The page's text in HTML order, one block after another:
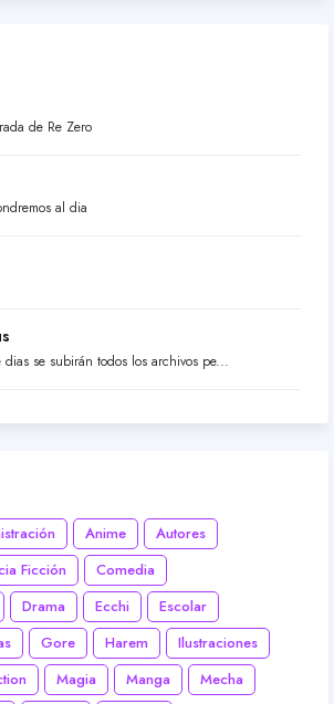
de Re Zero
al dia
se subirán todos los archivos pe...
Anime
Autores
Ficción
Comedia
Drama Ecchi
Escolar
Gore Harem
Ilustraciones
Magia Manga
Mecha